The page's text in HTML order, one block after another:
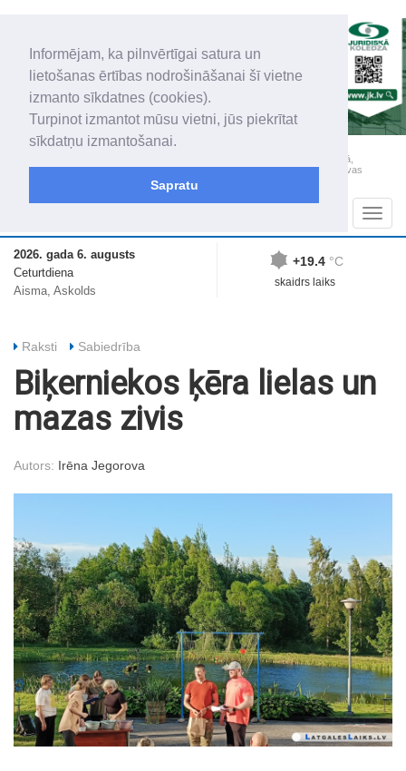
Informējam, ka pilnvērtīgai satura un
lietošanas ērtības nodrošināšanai šī vietne
izmanto sīkdatnes (cookies).
Turpinot izmantot mūsu vietni, jūs piekrītat
sīkdatņu izmantošanai.
Sapratu
„Latgales Laiks” iznāk latviešu un krievu valodās visā Dienvidlatgalē un Sēlijā,
„Latgales Laiks” latviešu valodā aptver Daugavpils valstspilsētu, Augšdaugavas
novadu un apkārtējos novadus un pilsētas.
2026. gada 6. augusts
Ceturtdiena
Aisma, Askolds
+19.4 °C
skaidrs laiks
Raksti Sabiedrība
Biķerniekos ķēra lielas un
mazas zivis
Autors: Irēna Jegorova